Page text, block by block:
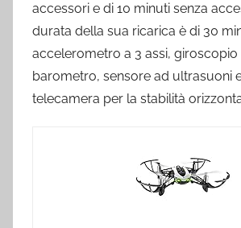
accessori e di 10 minuti senza
durata della sua ricarica è di 30
accelerometro a 3 assi, giroscopio
barometro, sensore ad ultrasuoni
telecamera per la stabilità